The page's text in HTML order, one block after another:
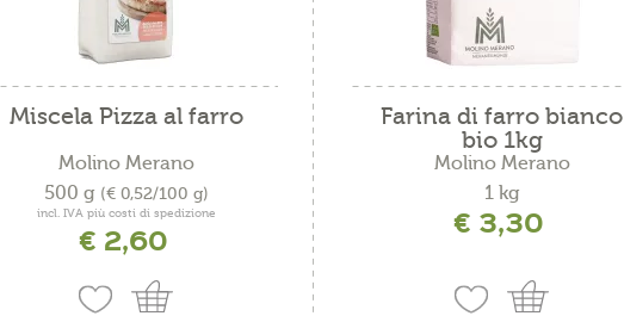
Miscela Pizza al farro
Molino Merano
500 g (€ 0,52/100 g)
incl. IVA più costi di spedizione
€ 2,60
Farina di farro bianco
bio 1kg
Molino Merano
1 kg
€ 3,30